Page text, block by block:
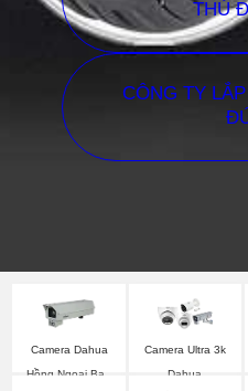
THỦ
CÔNG TY
Camera Dahua
Hồng Ngoại Ban
Camera Ultra 3k
Dahua